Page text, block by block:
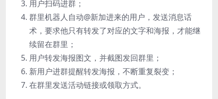
用户扫码进群；
群里机器人自动@新加进来的用户，发送消息话
术，要求他只有转发了对应的文字和海报，才能继
续留在群里；
用户转发海报图文，并截图发回群里；
新用户进群提醒转发海报，不断重复裂变；
在群里发送活动链接或领取方式。